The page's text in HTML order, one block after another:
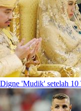
Digne 'Mudik' setelah 10